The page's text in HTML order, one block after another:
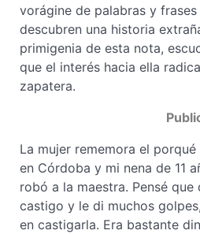
vorágine de palabras y
descubren una historia
primigenia de esta nota,
que el interés hacia ella
zapatera.
La mujer rememora el
en Córdoba y mi nena de 11
robó a la maestra. Pensé que
castigo y le di muchos
en castigarla. Era bastante